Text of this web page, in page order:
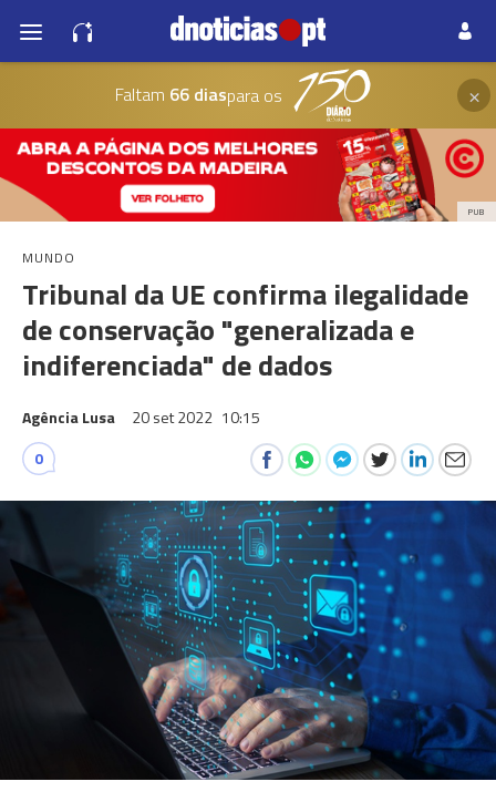
Faltam 66 diaspara os ×
PUB
MUNDO
Tribunal da UE confirma ilegalidade
de conservação "generalizada e
indiferenciada" de dados
Agência Lusa 20 set 2022 10:15
0